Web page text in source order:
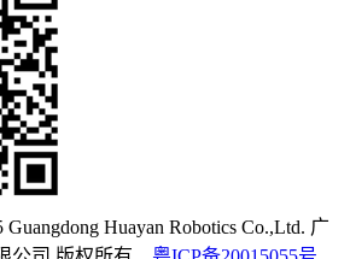
Huayan Robotics Co.,Ltd. 广